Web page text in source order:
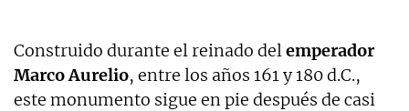
Construido durante el reinado delemperador
Marco Aurelio, entre los años 161 y 180 d.C.,
este monumento sigue en pie después de casi